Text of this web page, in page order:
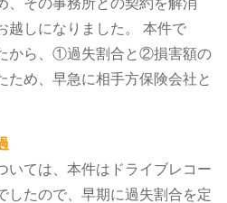
、その事務所との契約を解消
越しになりました。
本件で
から、①過失割合と②損害額の
ため、早急に相手方保険会社と
いては、本件はドライブレコー
したので、早期に過失割合を定